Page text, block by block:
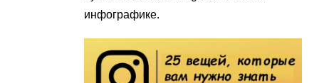
инфографике.